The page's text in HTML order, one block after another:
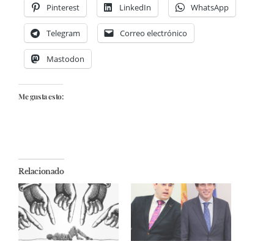
Pinterest LinkedIn WhatsApp
Telegram Correo electrónico
Mastodon
Me gusta esto:
Relacionado